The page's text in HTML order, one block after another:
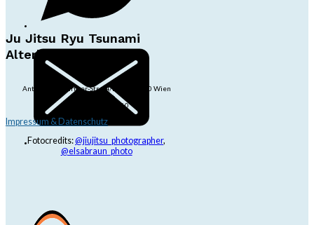
Ju Jitsu Ryu Tsunami
Alterlaa
Anton-Baumgartner-Str. 44/B8/01, 1230 Wien
dojo@jjrt.at
+43 6991 171 81 60
Impressum & Datenschutz
Fotocredits:@jiujitsu_photographer,
@elsabraun_photo